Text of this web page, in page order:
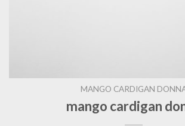
MANGO CARDIGAN
mango cardigan